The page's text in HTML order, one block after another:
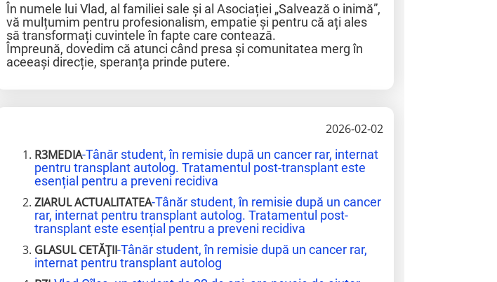
În numele lui Vlad, al familiei sale și al Asociației „Salvează o inimă”,
vă mulțumim pentru profesionalism, empatie și pentru că ați ales
să transformați cuvintele în fapte care contează.
Împreună, dovedim că atunci când presa și comunitatea merg în
aceeași direcție, speranța prinde putere.
2026-02-02
R3MEDIA-Tânăr student, în remisie după un cancer rar, internat
pentru transplant autolog. Tratamentul post-transplant este
esențial pentru a preveni recidiva
ZIARUL ACTUALITATEA-Tânăr student, în remisie după un cancer
rar, internat pentru transplant autolog. Tratamentul post-
transplant este esențial pentru a preveni recidiva
GLASUL CETĂȚII-Tânăr student, în remisie după un cancer rar,
internat pentru transplant autolog